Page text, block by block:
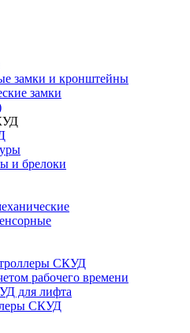
замки и кронштейны
замки
и брелоки
СКУД
рабочего времени
для лифта
СКУД